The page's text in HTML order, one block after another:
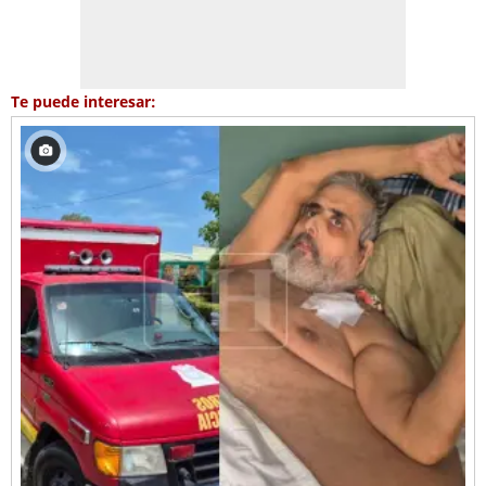
Te puede interesar: